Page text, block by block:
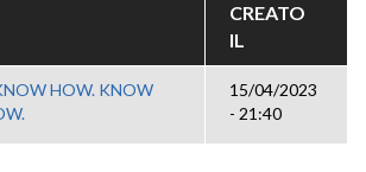
CREATO
IL
HOW. KNOW
15/04/2023
- 21:40